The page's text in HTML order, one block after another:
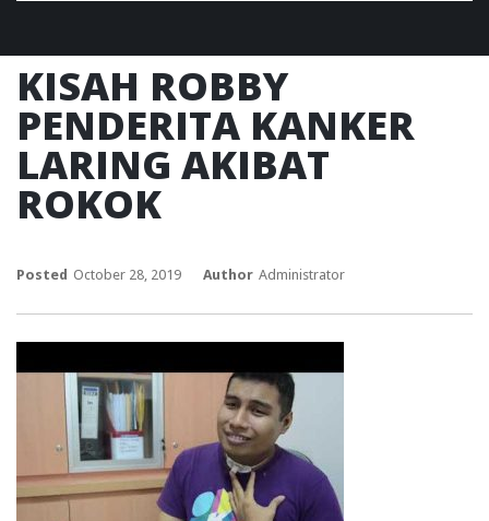
KISAH ROBBY
PENDERITA KANKER
LARING AKIBAT
ROKOK
Posted October 28, 2019 Author Administrator